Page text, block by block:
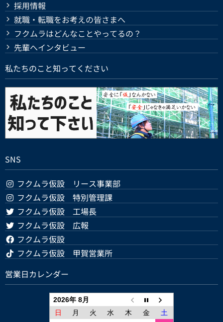
採用情報
就職・転職をお考えの皆さまへ
フクムラはどんなことやってるの？
先輩へインタビュー
私たちのこと知ってください
SNS
フクムラ仮設 リース事業部
フクムラ仮設 特別管理課
フクムラ仮設 工場長
フクムラ仮設 広報
フクムラ仮設
フクムラ仮設 甲賀営業所
営業日カレンダー
2026年 8月
日
月 火 水 木 金
土